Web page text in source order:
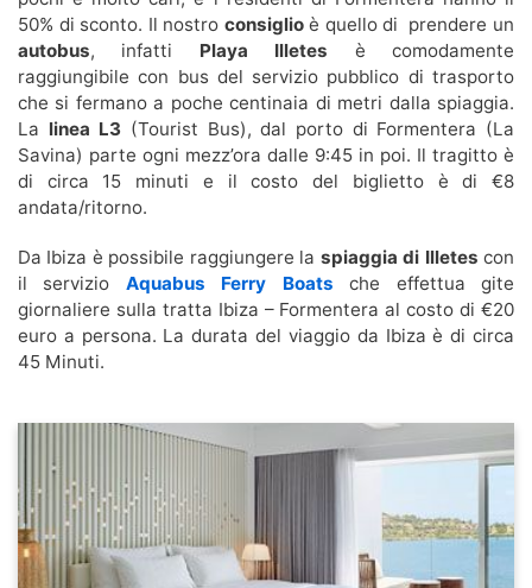
50% di sconto. Il nostro consiglioè quello di prendere un
autobus, infatti Playa Illetes è comodamente
raggiungibile con bus del servizio pubblico di trasporto
che si fermano a poche centinaia di metri dalla spiaggia.
La linea L3 (Tourist Bus), dal porto di Formentera (La
Savina) parte ogni mezz’ora dalle 9:45 in poi. Il tragitto è
di circa 15 minuti e il costo del biglietto è di €8
andata/ritorno.
Da Ibiza è possibile raggiungere la spiaggia di Illetescon
il servizio Aquabus Ferry Boats che effettua gite
giornaliere sulla tratta Ibiza – Formentera al costo di €20
euro a persona. La durata del viaggio da Ibiza è di circa
45 Minuti.